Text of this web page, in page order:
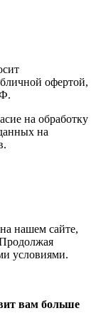
офертой,
на обработку
на
нашем сайте,
условиями.
вам больше